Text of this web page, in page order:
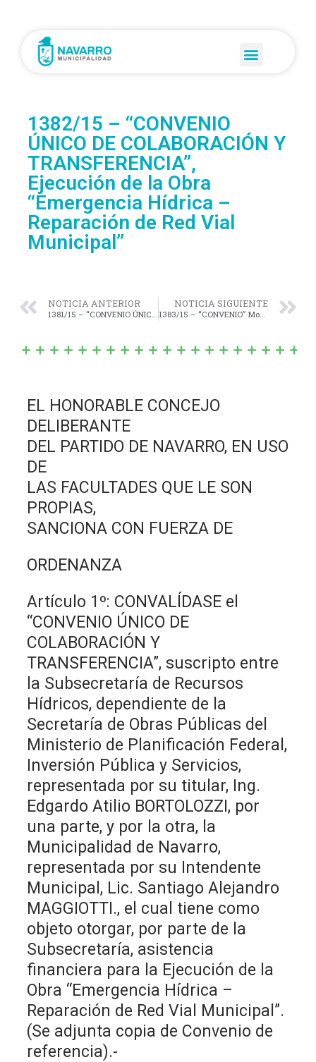
1382/15 – “CONVENIO
ÚNICO DE COLABORACIÓN Y
TRANSFERENCIA”,
Ejecución de la Obra
“Emergencia Hídrica –
Reparación de Red Vial
Municipal”
NOTICIA ANTERIOR
1381/15 – “CONVENIO ÚNICO DE COLABORACIÓN Y TRANSFERENCIA”, ejecución de la obra: “Extensión de Red Cloacal en la Localidad de Navarro”
NOTICIA SIGUIENTE
1383/15 – “CONVENIO” Modelo, obra denominada: “Mejoramiento de Calles Periurbanas y Caminos de la Red Municipal (Calzada Natural) Longitud total 15 Km. en Jurisdicción del Municipio de Navarro, Provincia de Buenos Aires”
EL HONORABLE CONCEJO
DELIBERANTE
DEL PARTIDO DE NAVARRO, EN USO
DE
LAS FACULTADES QUE LE SON
PROPIAS,
SANCIONA CON FUERZA DE
ORDENANZA
Artículo 1º: CONVALÍDASE el
“CONVENIO ÚNICO DE
COLABORACIÓN Y
TRANSFERENCIA”, suscripto entre
la Subsecretaría de Recursos
Hídricos, dependiente de la
Secretaría de Obras Públicas del
Ministerio de Planificación Federal,
Inversión Pública y Servicios,
representada por su titular, Ing.
Edgardo Atilio BORTOLOZZI, por
una parte, y por la otra, la
Municipalidad de Navarro,
representada por su Intendente
Municipal, Lic. Santiago Alejandro
MAGGIOTTI., el cual tiene como
objeto otorgar, por parte de la
Subsecretaría, asistencia
financiera para la Ejecución de la
Obra “Emergencia Hídrica –
Reparación de Red Vial Municipal”.
(Se adjunta copia de Convenio de
referencia).-